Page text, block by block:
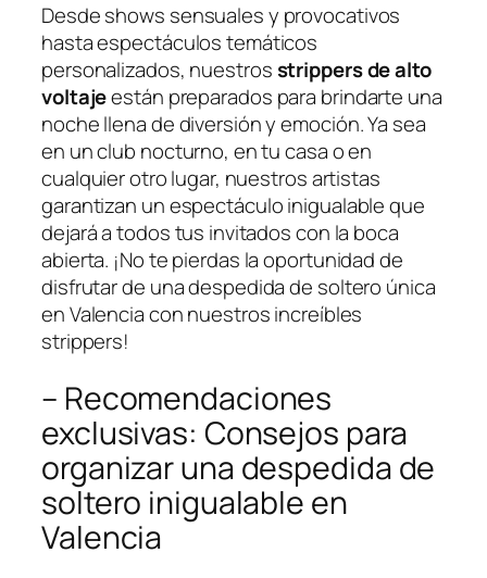
Desde shows sensuales y provocativos
hasta espectáculos temáticos‍
personalizados, nuestrosstrippers de alto
voltajeestán preparados para ​brindarte⁣ una
noche llena de diversión y​ emoción. Ya sea
en un club​ nocturno, ⁤en tu ⁣casa ‍o‌ en
cualquier otro⁤ lugar, ⁢nuestros artistas
garantizan un espectáculo inigualable que
dejará a todos tus⁣ invitados con la boca
abierta. ¡No te ‌pierdas la oportunidad de
disfrutar de una despedida‍ de soltero única
en Valencia con nuestros ⁤increíbles
strippers!
– Recomendaciones⁤
exclusivas: Consejos ⁤para
organizar una despedida de
soltero‌ inigualable ‍en
Valencia